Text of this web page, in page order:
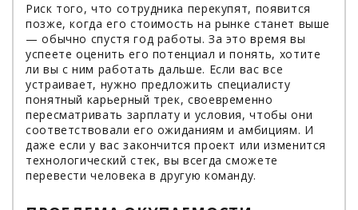
Риск того, что сотрудника перекупят, появится
позже, когда его стоимость на рынке станет выше
— обычно спустя год работы. За это время вы
успеете оценить его потенциал и понять, хотите
ли вы с ним работать дальше. Если вас все
устраивает, нужно предложить специалисту
понятный карьерный трек, своевременно
пересматривать зарплату и условия, чтобы они
соответствовали его ожиданиям и амбициям. И
даже если у вас закончится проект или изменится
технологический стек, вы всегда сможете
перевести человека в другую команду.